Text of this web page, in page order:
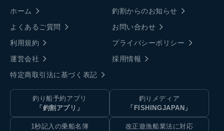
ホーム
釣割からのお知らせ
よくあるご質問
お問い合わせ
利用規約
プライバシーポリシー
運営会社
採用情報
特定商取引法に基づく表記
釣り船予約アプリ
「釣割アプリ」
釣りメディア
「FISHINGJAPAN」
1秒記入の乗船名簿
改正遊漁船業法に対応